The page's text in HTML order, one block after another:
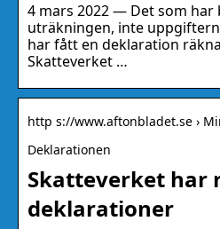
4 mars 2022 — Det som har
uträkningen, inte
har fått en deklaration
Skatteverket …
http s://www.aftonbladet.se ›
Deklarationen
Skatteverket har
deklarationer